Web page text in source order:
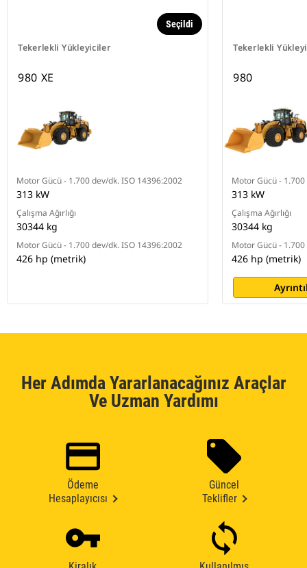
Tekerlekli Yükleyiciler
Seçildi
980 XE
Motor Gücü - 1.700 dev/dk. ISO 14396:2002
313 kW
Çalışma Ağırlığı
30344 kg
Motor Gücü - 1.700 dev/dk. ISO 14396:2002
426 hp (metrik)
Tekerlekli
980
Motor Gücü -
313 kW
Çalışma Ağırlığı
30344 kg
Motor Gücü -
426 hp (metrik)
Her Adımda Yararlanacağınız Araçlar
Ve Uzman Yardımı
Ödeme
Hesaplayıcısı
Güncel
Teklifler